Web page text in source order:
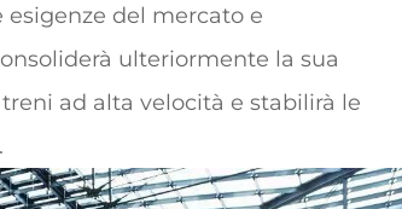
del mercato e
ulteriormente la sua
ad alta velocità e stabilirà le